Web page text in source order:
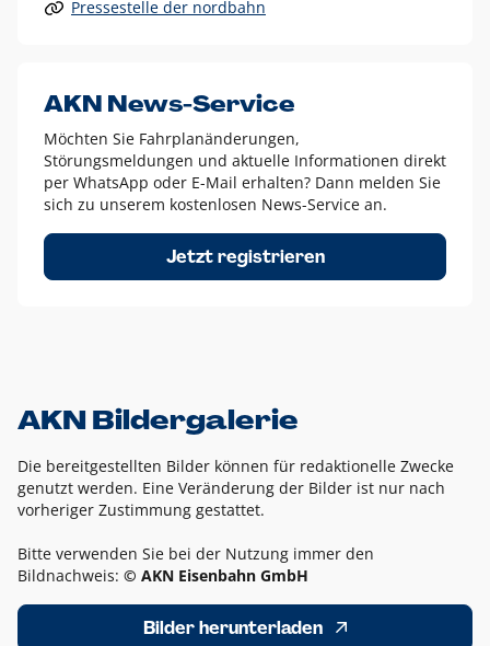
Alle anderen Logo-Varianten dürfen nur in Ausnahmefällen
Diese Ausnahmen sind zum Beispiel:
dem AKN Blau,
weißes Logo auf Fotohintergründen,
schwarzes Logo für reine Schwarz-Weiß-Umsetzungen
Um das Logo herum muss ein Schutzraum von jeweils einer
Höhe bzw. Breite des N aus AKN in alle Richtungen
Pressestelle der nordbahn
AKN News-Service
Möchten Sie Fahrplanänderungen,
Störungsmeldungen und aktuelle Informationen direkt
per WhatsApp oder E-Mail erhalten? Dann melden Sie
sich zu unserem kostenlosen News-Service an.
Jetzt registrieren
AKN Bildergalerie
Die bereitgestellten Bilder können für redaktionelle Zwecke
genutzt werden. Eine Veränderung der Bilder ist nur nach
vorheriger Zustimmung gestattet.
Bitte verwenden Sie bei der Nutzung immer den
Bildnachweis: © AKN Eisenbahn GmbH
Bilder herunterladen